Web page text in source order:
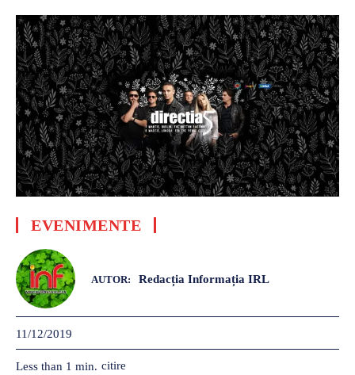
EVENIMENTE
AUTOR: Redacția Informația IRL
11/12/2019
Less than 1 min. citire